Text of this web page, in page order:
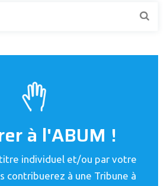
à l'ABUM !
titre individuel et/ou par votre
contribuerez à une Tribune à